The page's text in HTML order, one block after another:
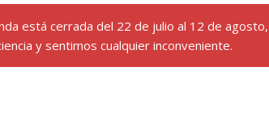
está cerrada del 22 de julio al 12 de
y sentimos cualquier inconveniente.